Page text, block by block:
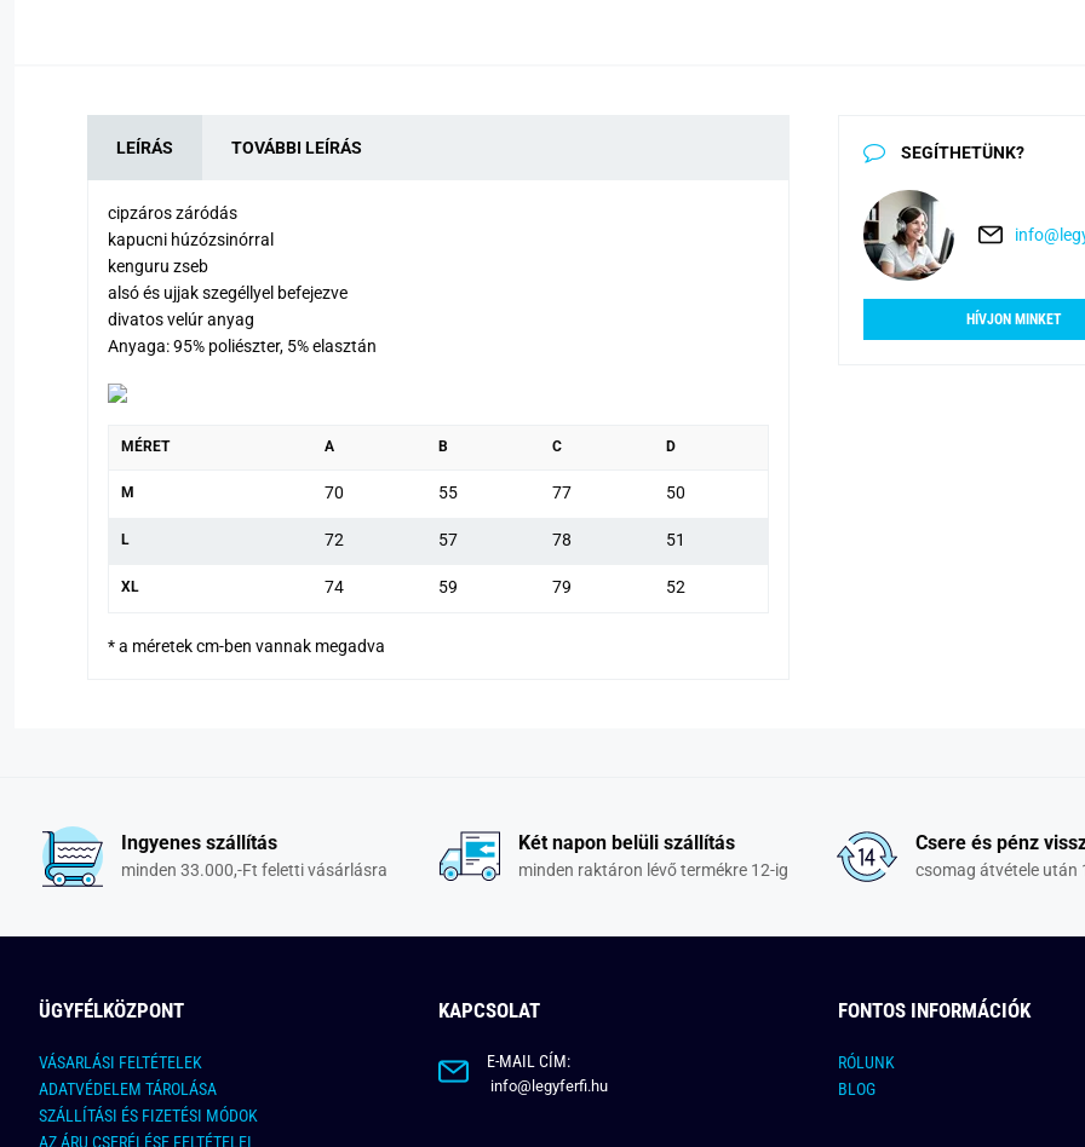
LEÍRÁS TOVÁBBI LEÍRÁS
cipzáros záródás
kapucni húzózsinórral
kenguru zseb
alsó és ujjak szegéllyel befejezve
divatos velúr anyag
Anyaga: 95% poliészter, 5% elasztán
MÉRET A B C D
M 70 55 77 50
L 72 57 78 51
XL 74 59 79 52
* a méretek cm-ben vannak megadva
SEGÍTHETÜNK?
HÍVJON MINKET
Ingyenes szállítás
minden 33.000,-Ft feletti vásárlásra
Két napon belüli szállítás
minden raktáron lévő termékre 12-ig
Csere és pénz
csomag átvétele után
ÜGYFÉLKÖZPONT
VÁSARLÁSI FELTÉTELEK
ADATVÉDELEM TÁROLÁSA
SZÁLLÍTÁSI ÉS FIZETÉSI MÓDOK
AZ ÁRU CSERÉLÉSE FELTÉTELEI
KAPCSOLAT
E-MAIL CÍM:
info@legyferfi.hu
FONTOS INFORMÁCIÓK
RÓLUNK
BLOG